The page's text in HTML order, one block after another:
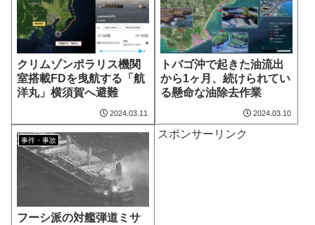
クリムゾンポラリス機関
室搭載FDを曳航する「航
洋丸」横須賀へ避難
2024.03.11
トバゴ沖で起きた油流出
から1ヶ月、続けられてい
る懸命な油除去作業
2024.03.10
事件・事故
フーシ派の対艦弾道ミサ
スポンサーリンク